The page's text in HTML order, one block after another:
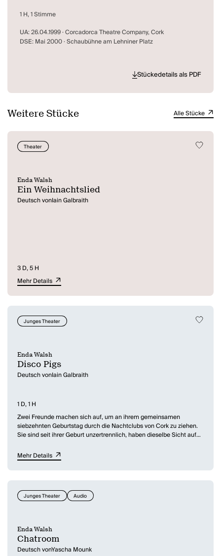
1 H, 1 Stimme
UA: 26.04.1999 · Corcadorca Theatre Company, Cork
DSE: Mai 2000 · Schaubühne am Lehniner Platz
Stückedetails als PDF
Weitere Stücke Alle Stücke
Theater
Enda Walsh
Ein Weihnachtslied
Deutsch vonIain Galbraith
3 D, 5 H
Mehr Details
Junges Theater
Enda Walsh
Disco Pigs
Deutsch vonIain Galbraith
1 D, 1 H
Zwei Freunde machen sich auf, um an ihrem gemeinsamen
siebzehnten Geburtstag durch die Nachtclubs von Cork zu ziehen.
Sie sind seit ihrer Geburt unzertrennlich, haben dieselbe Sicht auf
sie sich trennen, und wer von den beiden überleben wird, hängt
davon ab, wem es gelingt, sich zu lösen.
Mehr Details
Junges Theater Audio
Enda Walsh
Chatroom
Deutsch vonYascha Mounk